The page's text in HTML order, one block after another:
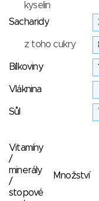
kyselin
Sacharidy
z toho cukry
Bílkoviny
Vláknina
Sůl
Vitamíny
/
minerály
/
stopové
Množství